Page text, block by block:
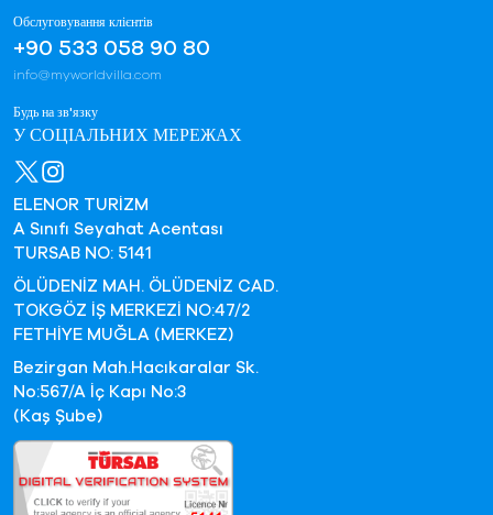
Обслуговування клієнтів
+90 533 058 90 80
info@myworldvilla.com
Будь на зв'язку
У СОЦІАЛЬНИХ МЕРЕЖАХ
ELENOR TURİZM
A Sınıfı Seyahat Acentası
TURSAB NO: 5141
ÖLÜDENİZ MAH. ÖLÜDENİZ CAD.
TOKGÖZ İŞ MERKEZİ NO:47/2
FETHİYE MUĞLA (MERKEZ)
Bezirgan Mah.Hacıkaralar Sk.
No:567/A İç Kapı No:3
(Kaş Şube)